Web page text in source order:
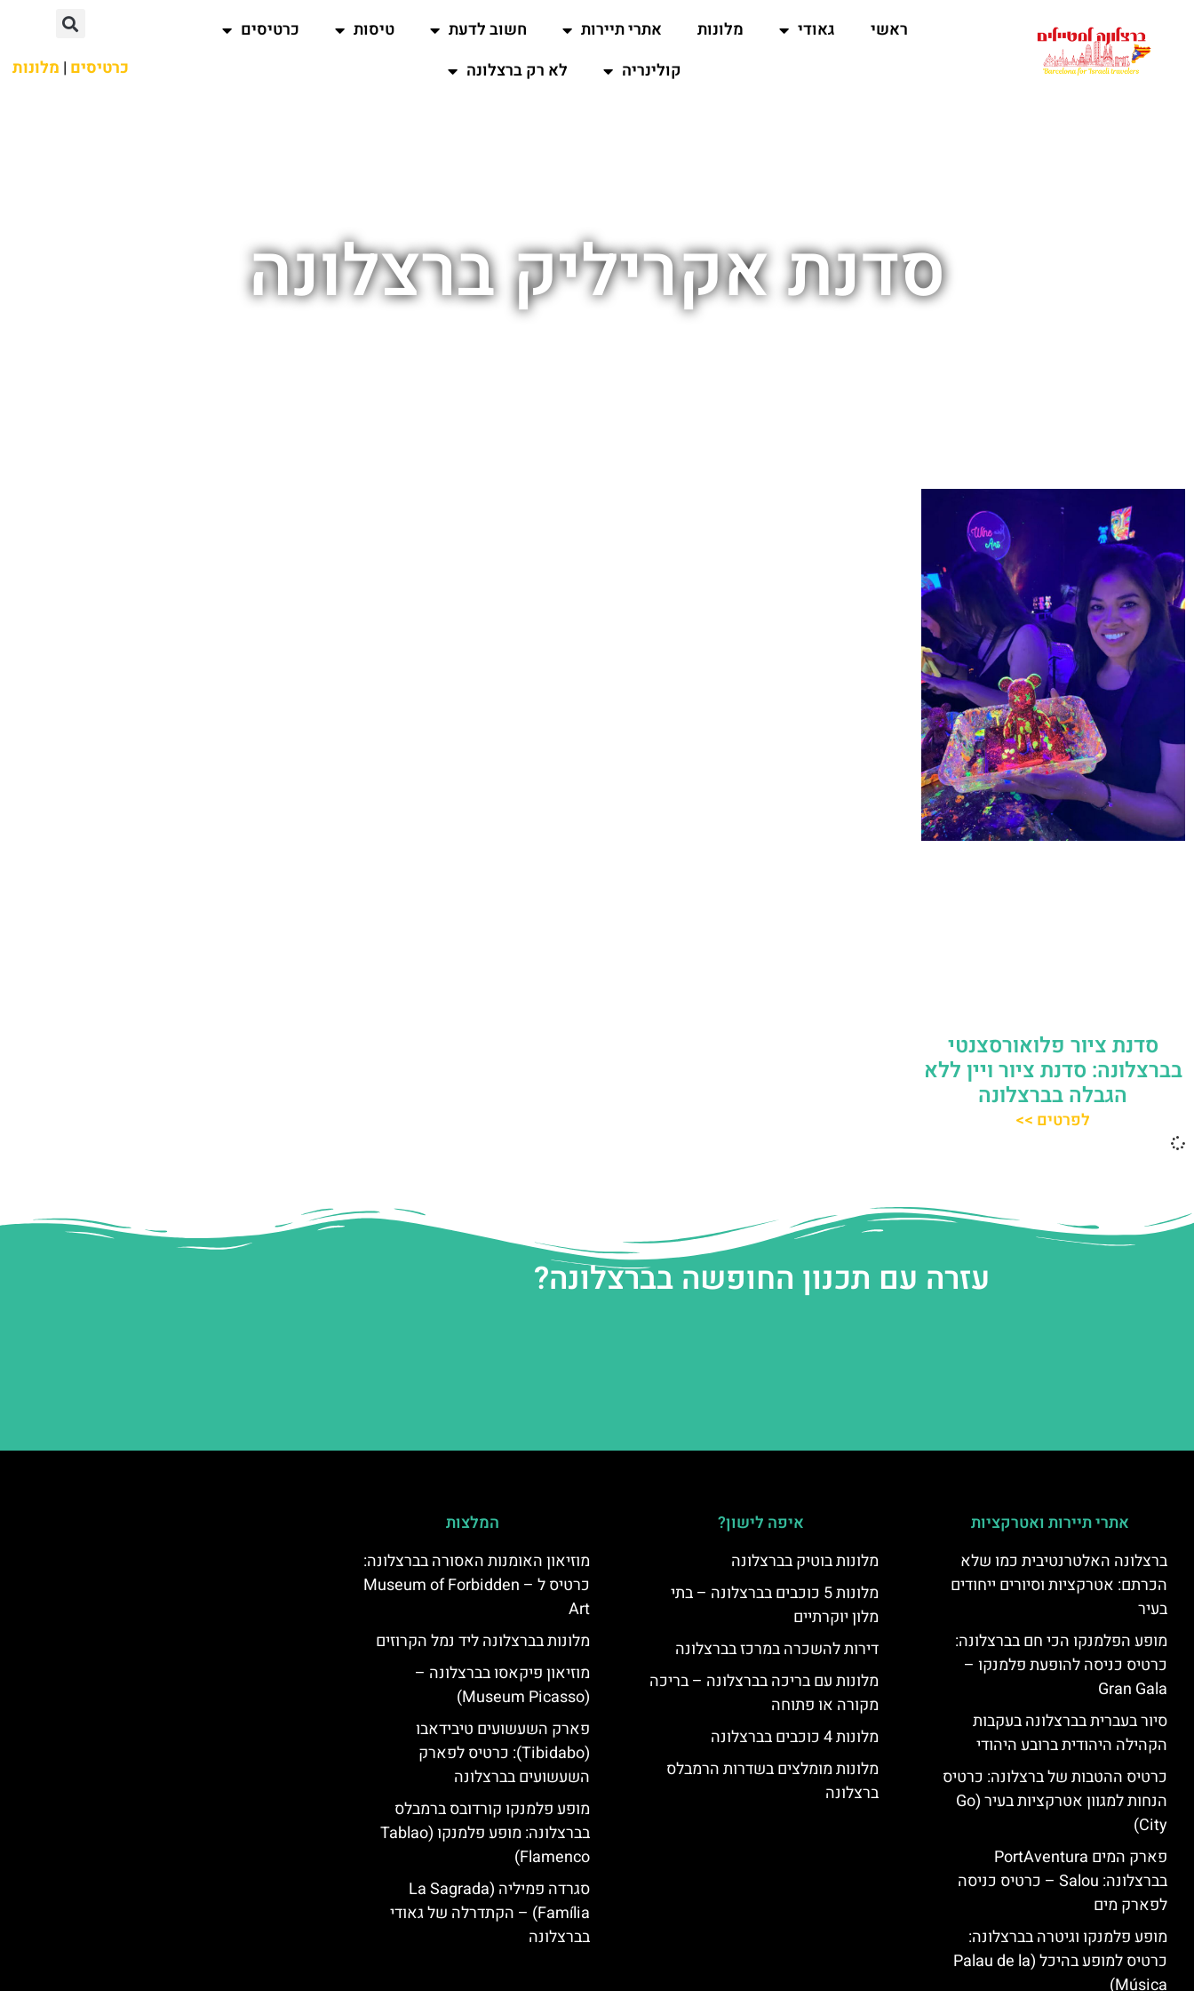
ראשי גאודי מלונות אתרי תיירות חשוב לדעת טיסות
כרטיסים
קולינריה
לא רק ברצלונה כרטיסים | מלונות
סדנת אקריליק ברצלונה
סדנת ציור פלואורסצנטי
בברצלונה: סדנת ציור ויין ללא
הגבלה בברצלונה
לפרטים >>
עזרה עם תכנון החופשה בברצלונה?
אתרי תיירות ואטרקציות
ברצלונה האלטרנטיבית כמו שלא
הכרתם: אטרקציות וסיורים ייחודים
בעיר
מופע הפלמנקו הכי חם בברצלונה:
כרטיס כניסה להופעת פלמנקו –
Gran Gala
סיור בעברית בברצלונה בעקבות
הקהילה היהודית ברובע היהודי
כרטיס ההטבות של ברצלונה: כרטיס
הנחות למגוון אטרקציות בעיר (Go
City)
פארק המים PortAventura
בברצלונה: Salou – כרטיס כניסה
לפארק מים
מופע פלמנקו וגיטרה בברצלונה:
כרטיס למופע בהיכל (Palau de la
Música)
איפה לישון?
מלונות בוטיק בברצלונה
מלונות 5 כוכבים בברצלונה – בתי
מלון יוקרתיים
דירות להשכרה במרכז בברצלונה
מלונות עם בריכה בברצלונה – בריכה
מקורה או פתוחה
מלונות 4 כוכבים בברצלונה
מלונות מומלצים בשדרות הרמבלס
ברצלונה
המלצות
מוזיאון האומנות האסורה בברצלונה:
כרטיס ל – Museum of Forbidden
Art
מלונות בברצלונה ליד נמל הקרוזים
מוזיאון פיקאסו בברצלונה –
(Museum Picasso)
פארק השעשועים טיבידאבו
(Tibidabo): כרטיס לפארק
השעשועים בברצלונה
מופע פלמנקו קורדובס ברמבלס
בברצלונה: מופע פלמנקו (Tablao
Flamenco)
סגרדה פמיליה (La Sagrada
Família) – הקתדרלה של גאודי
בברצלונה